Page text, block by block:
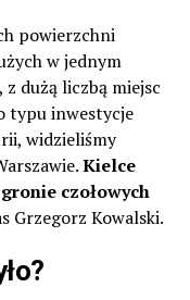
powierzchni
w jednym
z dużą liczbą miejsc
typu inwestycje
widzieliśmy
Kielce
czołowych
Grzegorz Kowalski.